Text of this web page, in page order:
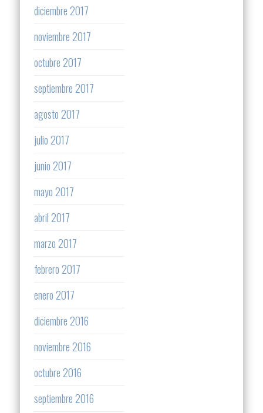
diciembre 2017
noviembre 2017
octubre 2017
septiembre 2017
agosto 2017
julio 2017
junio 2017
mayo 2017
abril 2017
marzo 2017
febrero 2017
enero 2017
diciembre 2016
noviembre 2016
octubre 2016
septiembre 2016